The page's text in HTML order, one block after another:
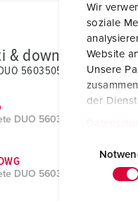
Wir
soziale
Website
Unsere
der
& download
5603505G
DUO 5603505G
DUO 5603505G